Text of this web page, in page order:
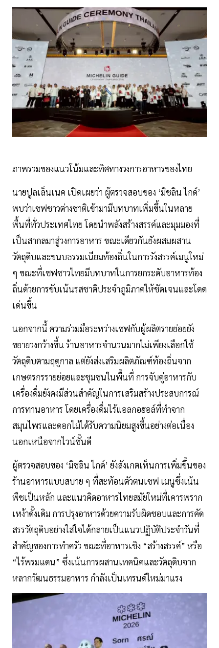
ภาพรวมของแนวโน้มและทิศทางวงการอาหารของไทย
นายปูลเล็นเนค เปิดเผยว่า ผู้ตรวจสอบของ ‘มิชลิน ไกด์’
พบว่าเชฟชาวต่างชาติเข้ามามีบทบาทเพิ่มขึ้นในหลาย
พื้นที่ทั่วประเทศไทย โดยนำพลังสร้างสรรค์และมุมมองที่
เป็นสากลมาสู่วงการอาหาร ขณะเดียวกันยังผสมผสาน
วัตถุดิบและขนบธรรมเนียมท้องถิ่นในการรังสรรค์เมนูใหม่
ๆ ขณะที่เชฟชาวไทยมีบทบาทในการยกระดับอาหารท้อง
ถิ่นด้วยการขับเน้นรสชาติประจำภูมิภาคให้ชัดเจนและโดด
เด่นขึ้น
นอกจากนี้ ความร่วมมือระหว่างเชฟกับผู้ผลิตรายย่อยยัง
ขยายวงกว้างขึ้น ร้านอาหารจำนวนมากไม่เพียงเลือกใช้
วัตถุดิบตามฤดูกาล แต่ยังส่งเสริมผลิตภัณฑ์ท้องถิ่นจาก
เกษตรกรรายย่อยและชุมชนในพื้นที่ การจับคู่อาหารกับ
เครื่องดื่มยังคงมีส่วนสำคัญในการเสริมสร้างประสบการณ์
การทานอาหาร โดยเครื่องดื่มไร้แอลกอฮอล์ที่ทำจาก
สมุนไพรและดอกไม้ได้รับความนิยมสูงขึ้นอย่างต่อเนื่อง
นอกเหนือจากไวน์ชั้นดี
ผู้ตรวจสอบของ ‘มิชลิน ไกด์’ ยังสังเกตเห็นการเพิ่มขึ้นของ
ร้านอาหารแบบสบาย ๆ ที่สะท้อนตัวตนเชฟ เมนูซึ่งเน้น
พืชเป็นหลัก และแนวคิดอาหารไทยสมัยใหม่ที่เคารพราก
เหง้าดั้งเดิม การปรุงอาหารด้วยความรับผิดชอบและการคัด
สรรวัตถุดิบอย่างใส่ใจได้กลายเป็นแนวปฏิบัติประจำวันที่
สำคัญของการทำครัว ขณะที่อาหารเชิง “สร้างสรรค์” หรือ
“ไร้พรมแดน” ซึ่งเน้นการผสานเทคนิคและวัตถุดิบจาก
หลากวัฒนธรรมอาหาร กำลังเป็นเทรนด์ใหม่มาแรง